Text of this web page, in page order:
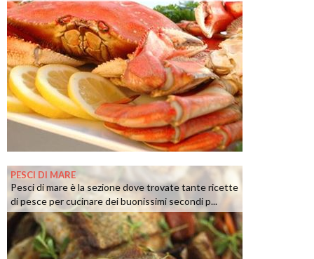
PESCI DI MARE
Pesci di mare è la sezione dove trovate tante ricette
di pesce per cucinare dei buonissimi secondi p...